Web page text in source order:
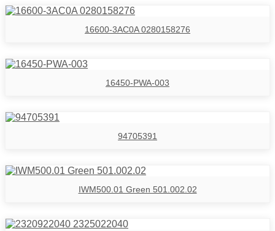
16600-3AC0A 0280158276
16450-PWA-003
94705391
IWM500.01 Green 501.002.02